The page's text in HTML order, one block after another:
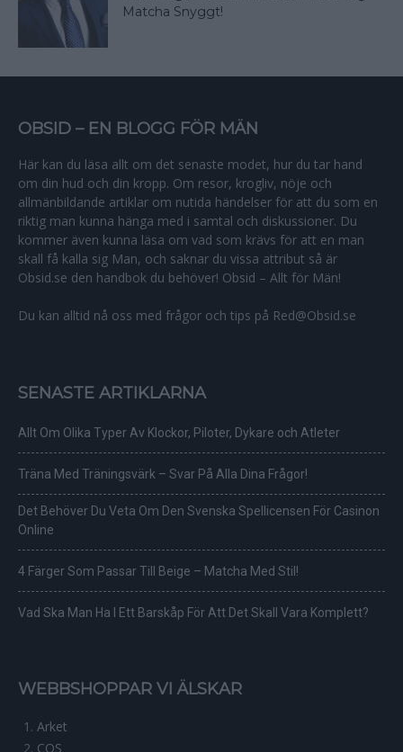
Matcha Snyggt!
OBSID – EN BLOGG FÖR MÄN
Här kan du läsa allt om det senaste modet, hur du tar hand
om din hud och din kropp. Om resor, krogliv, nöje och
allmänbildande artiklar om nutida händelser för att du som en
riktig man kunna hänga med i samtal och diskussioner. Du
kommer även kunna läsa om vad som krävs för att en man
skall få kalla sig Man, och saknar du vissa attribut så är
Obsid.se den handbok du behöver! Obsid – Allt för Män!
Du kan alltid nå oss med frågor och tips på Red@Obsid.se
SENASTE ARTIKLARNA
Allt Om Olika Typer Av Klockor, Piloter, Dykare och Atleter
Träna Med Träningsvärk – Svar På Alla Dina Frågor!
Det Behöver Du Veta Om Den Svenska Spellicensen För Casinon
Online
4 Färger Som Passar Till Beige – Matcha Med Stil!
Vad Ska Man Ha I Ett Barskåp För Att Det Skall Vara Komplett?
WEBBSHOPPAR VI ÄLSKAR
Arket
COS